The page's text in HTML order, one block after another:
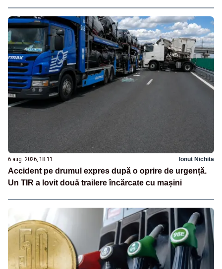
6 aug. 2026, 18:11 Ionuț Nichita
Accident pe drumul expres după o oprire de urgență.
Un TIR a lovit două trailere încărcate cu mașini